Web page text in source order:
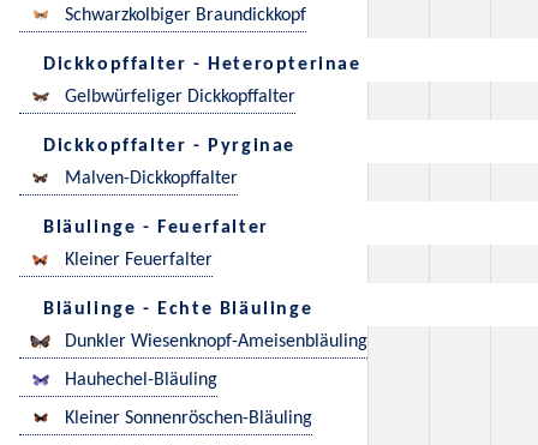
Schwarzkolbiger Braundickkopf
Dickkopffalter - Heteropterinae
Gelbwürfeliger Dickkopffalter
Dickkopffalter - Pyrginae
Malven-Dickkopffalter
Bläulinge - Feuerfalter
Kleiner Feuerfalter
Bläulinge - Echte Bläulinge
Dunkler Wiesenknopf-Ameisenbläuling
Hauhechel-Bläuling
Kleiner Sonnenröschen-Bläuling